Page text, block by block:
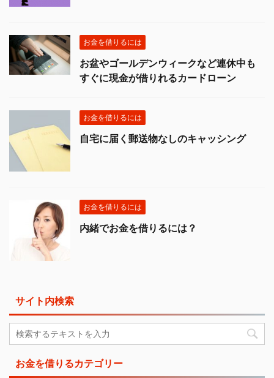
お金を借りるには
お盆やゴールデンウィークなど連休中も
すぐに現金が借りれるカードローン
お金を借りるには
自宅に届く郵送物なしのキャッシング
お金を借りるには
内緒でお金を借りるには？
サイト内検索
お金を借りるカテゴリー